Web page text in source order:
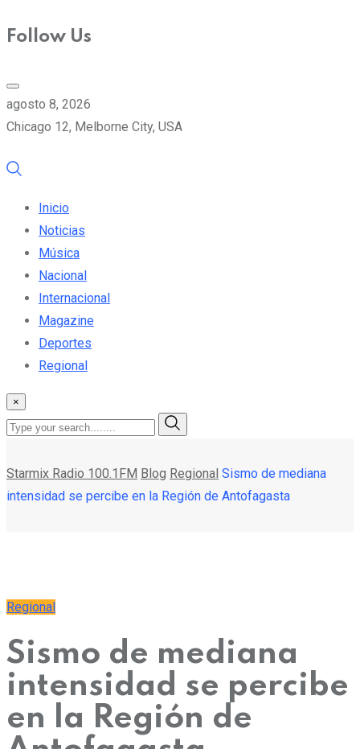
Follow Us
agosto 8, 2026
Chicago 12, Melborne City, USA
Inicio
Noticias
Música
Nacional
Internacional
Magazine
Deportes
Regional
×
Starmix Radio 100.1FM Blog Regional Sismo de mediana
intensidad se percibe en la Región de Antofagasta
Regional
Sismo de mediana
intensidad se percibe
en la Región de